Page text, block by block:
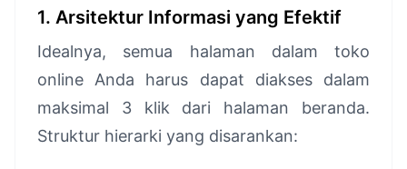
1. Arsitektur Informasi yang Efektif
Idealnya, semua halaman dalam toko
online Anda harus dapat diakses dalam
maksimal 3 klik dari halaman beranda.
Struktur hierarki yang disarankan: